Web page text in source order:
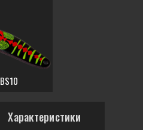
BS10
Характеристики